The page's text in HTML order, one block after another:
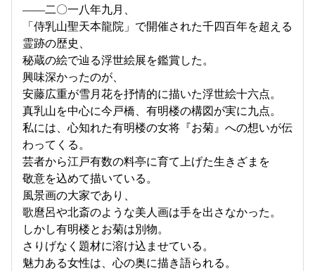
――二〇一八年九月、
「侍乳山聖天本龍院」で開催された千四百年を超える
霊跡の歴史、
秘蔵の絵で辿る浮世絵展を鑑賞した。
興味深かったのが、
安藤広重が雪月花を抒情的に描いた浮世絵十六点。
真乳山を中心に今戸橋、有明楼の構図が実に九点。
私には、心知れた有明楼の女将『お菊』への想いが伝
わってくる。
芸者から江戸有数の料亭に育て上げた生きざまを
敬意を込めて描いている。
風景画の大家であり、
歌麿呂や北斎のような美人画は手を出さなかった。
しかし有明楼とお菊は別物。
さりげなく題材に溶け込ませている。
魅力ある女性は、心の奥に描き語られる。